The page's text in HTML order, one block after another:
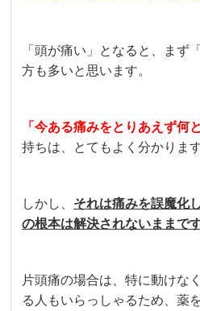
「頭が痛い」となると、まず
方も多いと思います。
「今ある痛みをとりあえず何
持ちは、とてもよく分かります
しかし、 それは痛みを誤魔化
の根本は解決されないままです
片頭痛の場合は、特に動けな
る人もいらっしゃるため、薬